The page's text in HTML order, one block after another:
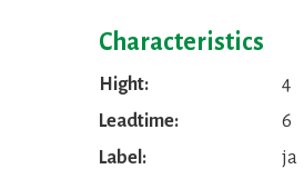
Characteristics
Hight:
4
Leadtime:
6
Label:
ja